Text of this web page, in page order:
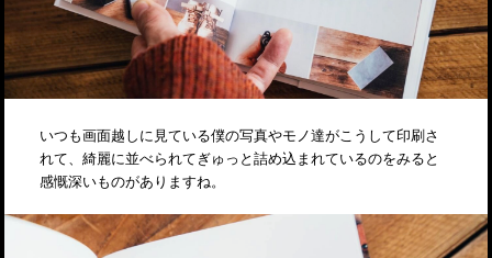
いつも画面越しに見ている僕の写真やモノ達がこうして印刷さ
れて、綺麗に並べられてぎゅっと詰め込まれているのをみると
感慨深いものがありますね。